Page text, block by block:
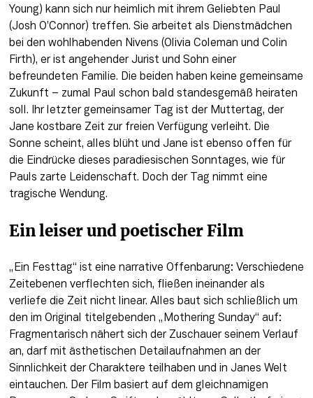
Young) kann sich nur heimlich mit ihrem Geliebten Paul
(Josh O’Connor) treffen. Sie arbeitet als Dienstmädchen
bei den wohlhabenden Nivens (Olivia Coleman und Colin
Firth), er ist angehender Jurist und Sohn einer
befreundeten Familie. Die beiden haben keine gemeinsame
Zukunft – zumal Paul schon bald standesgemäß heiraten
soll. Ihr letzter gemeinsamer Tag ist der Muttertag, der
Jane kostbare Zeit zur freien Verfügung verleiht. Die
Sonne scheint, alles blüht und Jane ist ebenso offen für
die Eindrücke dieses paradiesischen Sonntages, wie für
Pauls zarte Leidenschaft. Doch der Tag nimmt eine
tragische Wendung.
Ein leiser und poetischer Film
„Ein Festtag“ ist eine narrative Offenbarung: Verschiedene
Zeitebenen verflechten sich, fließen ineinander als
verliefe die Zeit nicht linear. Alles baut sich schließlich um
den im Original titelgebenden „Mothering Sunday“ auf:
Fragmentarisch nähert sich der Zuschauer seinem Verlauf
an, darf mit ästhetischen Detailaufnahmen an der
Sinnlichkeit der Charaktere teilhaben und in Janes Welt
eintauchen. Der Film basiert auf dem gleichnamigen